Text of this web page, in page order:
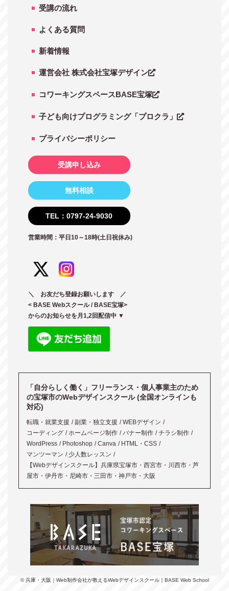
受講の流れ
よくある質問
新着情報
運営会社 株式会社宝塚デザイン
コワーキングスペースBASE宝塚
子ども向けプログラミング「プロクラ」
プライバシーポリシー
受講申し込み
無料相談
TEL：0797-24-9030
営業時間：平日10～18時(土日祝休み)
＼ お友だち登録お願いします ／
< BASE Webスクール / BASE宝塚>
からのお知らせを月1,2回配信中 ▼
「自分らしく働く」フリーランス・個人事業主のため
の宝塚市のWebデザインスクール (全国オンラインも
対応)
転職・就業支援 副業・独立支援
WEBデザイン
コーディング
ホームページ制作 バナー制作
チラシ制作
WordPress
Photoshop Canva
HTML・CSS
マンツーマン
少人数レッスン
【Webデザインスクール】兵庫県宝塚市・西宮市・川西市・芦
屋市・伊丹市・尼崎市・三田市・神戸市・大阪
© 兵庫・大阪｜Web制作会社が教えるWebデザインスクール｜BASE Web School